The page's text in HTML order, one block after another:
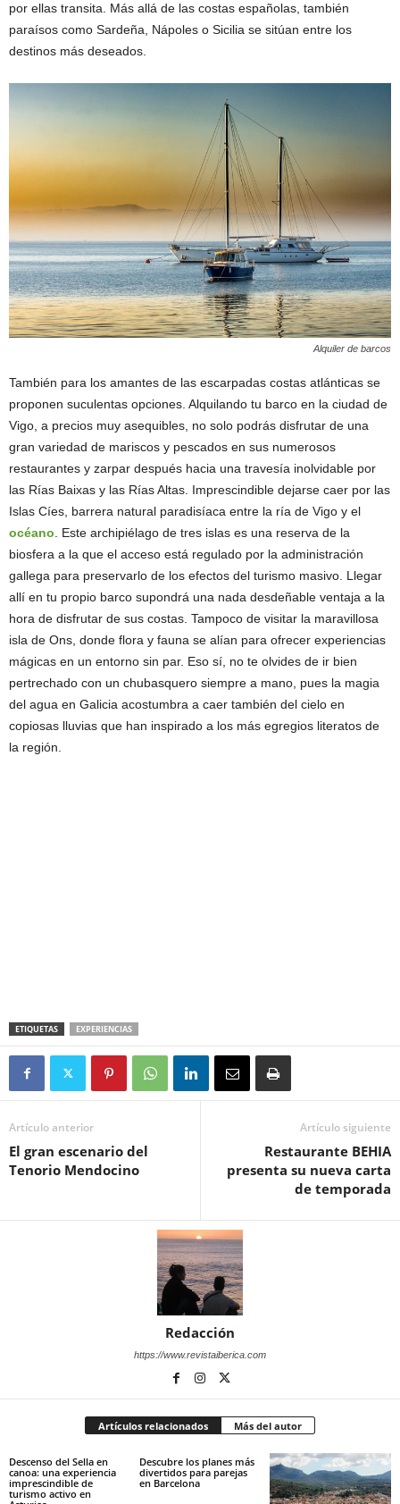
por ellas transita. Más allá de las costas españolas, también
paraísos como Sardeña, Nápoles o Sicilia se sitúan entre los
destinos más deseados.
Alquiler de barcos
También para los amantes de las escarpadas costas atlánticas se
proponen suculentas opciones. Alquilando tu barco en la ciudad de
Vigo, a precios muy asequibles, no solo podrás disfrutar de una
gran variedad de mariscos y pescados en sus numerosos
restaurantes y zarpar después hacia una travesía inolvidable por
las Rías Baixas y las Rías Altas. Imprescindible dejarse caer por las
Islas Cíes, barrera natural paradisíaca entre la ría de Vigo y el
océano. Este archipiélago de tres islas es una reserva de la
biosfera a la que el acceso está regulado por la administración
gallega para preservarlo de los efectos del turismo masivo. Llegar
allí en tu propio barco supondrá una nada desdeñable ventaja a la
hora de disfrutar de sus costas. Tampoco de visitar la maravillosa
isla de Ons, donde flora y fauna se alían para ofrecer experiencias
mágicas en un entorno sin par. Eso sí, no te olvides de ir bien
pertrechado con un chubasquero siempre a mano, pues la magia
del agua en Galicia acostumbra a caer también del cielo en
copiosas lluvias que han inspirado a los más egregios literatos de
la región.
ETIQUETAS EXPERIENCIAS
Artículo anterior
El gran escenario del
Tenorio Mendocino
Artículo siguiente
Restaurante BEHIA
presenta su nueva carta
de temporada
Redacción
https://www.revistaiberica.com
Artículos relacionados Más del autor
Descenso del Sella en
canoa: una experiencia
imprescindible de
turismo activo en
Descubre los planes más
divertidos para parejas
en Barcelona